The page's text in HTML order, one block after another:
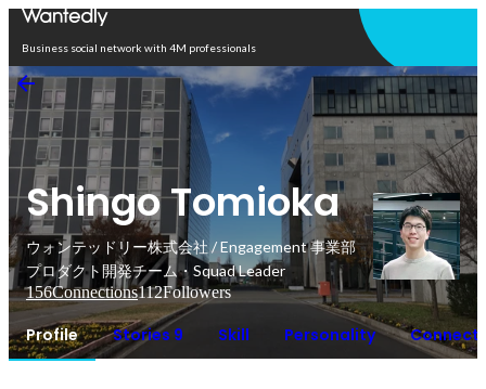
Business social network with 4M professionals
Shingo Tomioka
ウォンテッドリー株式会社 / Engagement 事業部
プロダクト開発チーム・Squad Leader
156Connections112Followers
Profile Stories 9 Skill Personality